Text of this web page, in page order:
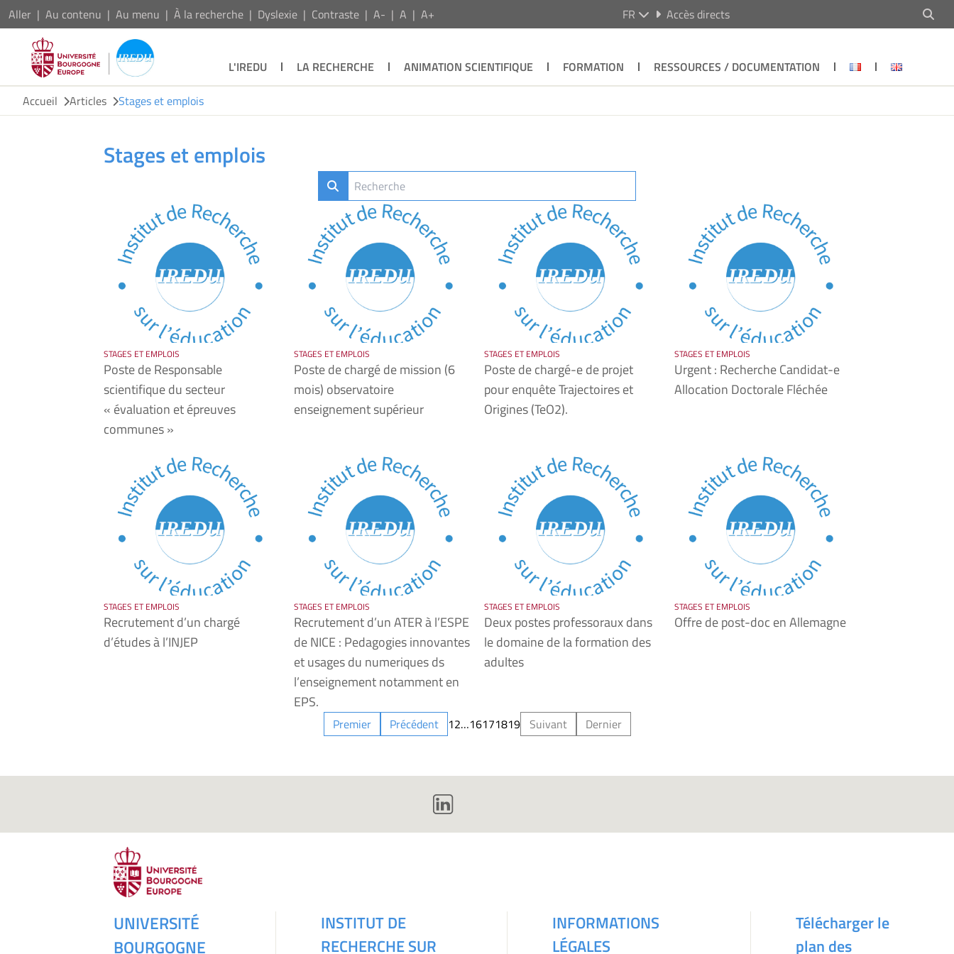
Aller Au contenu Au menu À la recherche Dyslexie Contraste A- A A+ FR Accès directs
L'IREDU LA RECHERCHE ANIMATION SCIENTIFIQUE FORMATION
RESSOURCES / DOCUMENTATION
Accueil
Articles Stages et emplois
Stages et emplois
STAGES ET EMPLOIS
Poste de Responsable
scientifique du secteur
« évaluation et épreuves
communes »
STAGES ET EMPLOIS
Poste de chargé de mission (6
mois) observatoire
enseignement supérieur
STAGES ET EMPLOIS
Poste de chargé-e de projet
pour enquête Trajectoires et
Origines (TeO2).
STAGES ET EMPLOIS
Urgent : Recherche Candidat-e
Allocation Doctorale Fléchée
STAGES ET EMPLOIS
Recrutement d’un chargé
d’études à l’INJEP
STAGES ET EMPLOIS
Recrutement d’un ATER à l’ESPE
de NICE : Pedagogies innovantes
et usages du numeriques ds
l’enseignement notamment en
EPS.
STAGES ET EMPLOIS
Deux postes professoraux dans
le domaine de la formation des
adultes
STAGES ET EMPLOIS
Offre de post-doc en Allemagne
Premier Précédent 12…16171819 Suivant Dernier
UNIVERSITÉ
BOURGOGNE
INSTITUT DE
RECHERCHE SUR
INFORMATIONS
LÉGALES
Télécharger le
plan des